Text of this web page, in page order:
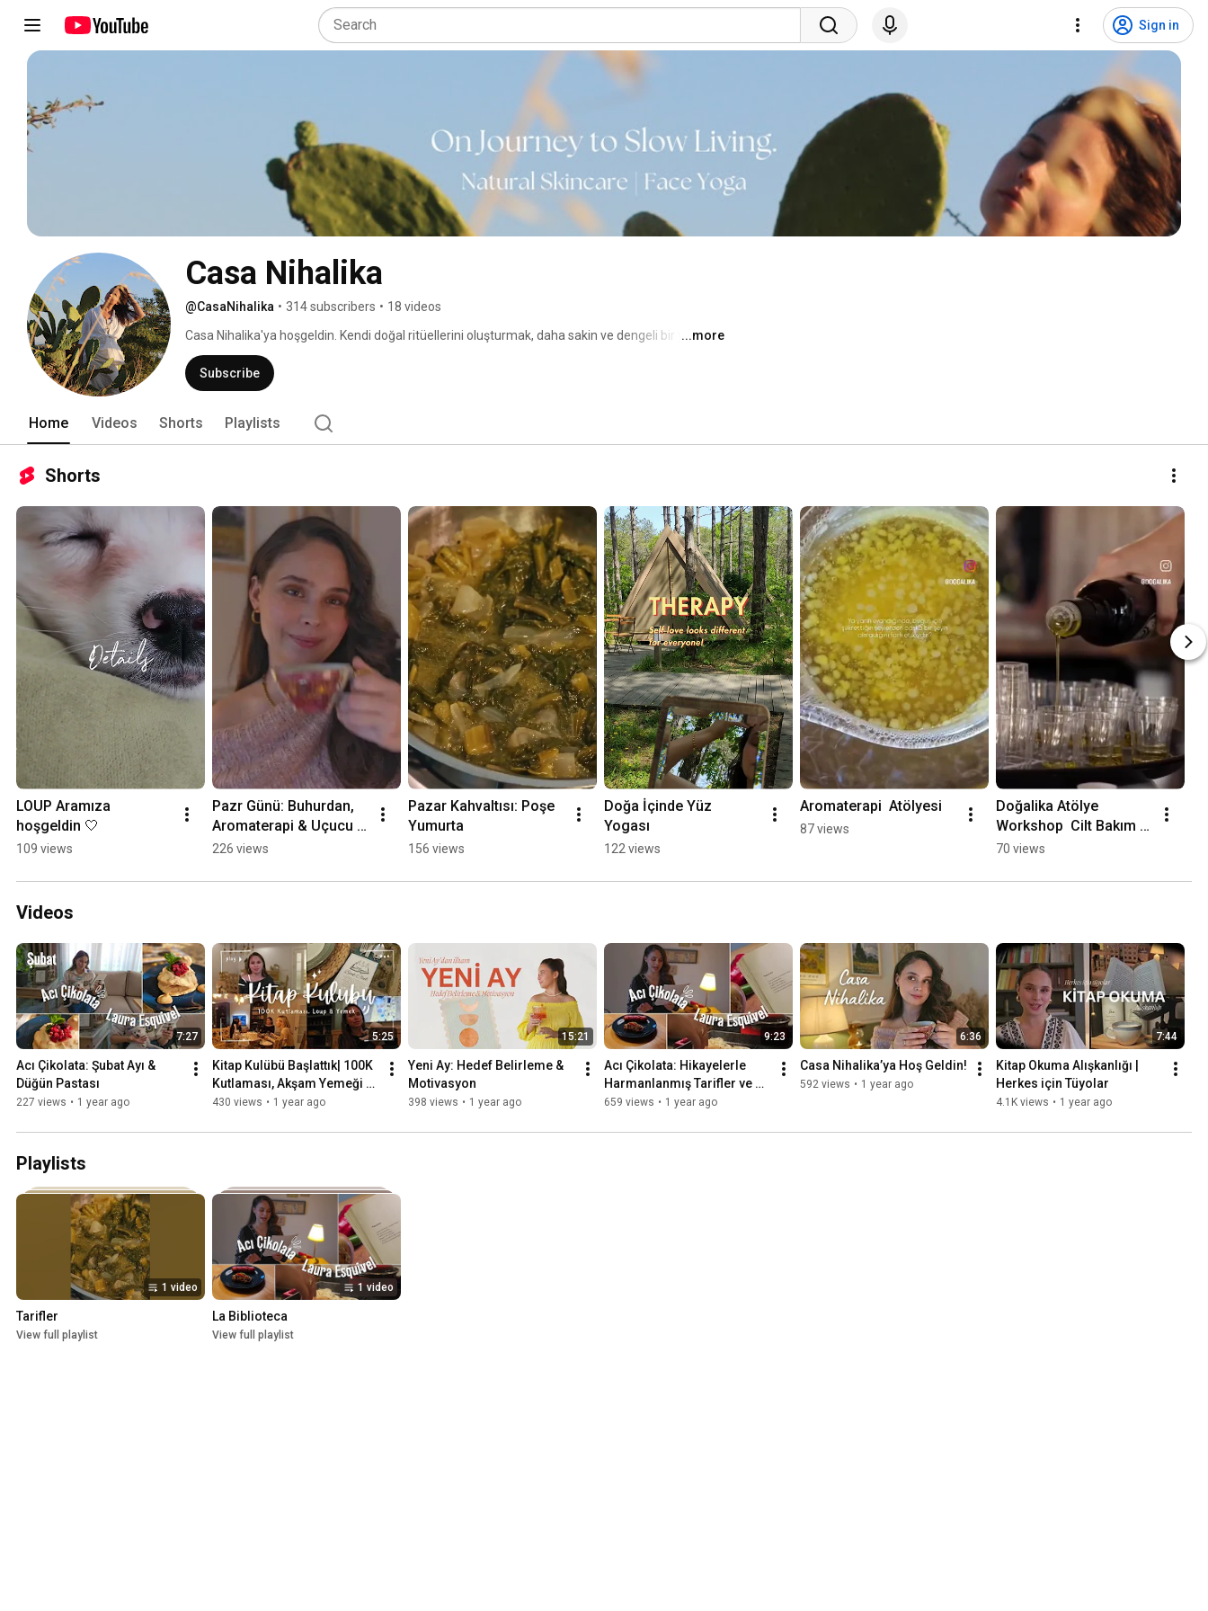
Sign in
Casa Nihalika
@CasaNihalika • 314 subscribers • 18 videos
Casa Nihalika'ya hoşgeldin. Kendi doğal ritüellerini oluşturmak, daha sakin ve dengeli bir yaşam
için adım atmak istersen doğru yerdesin. Çayını hazırla ve burada evindeymiş gibi hisset.
...more
Subscribe
Home Videos Shorts Playlists
Shorts
LOUP Aramıza
hoşgeldin 🤍
109 views
Pazr Günü: Buhurdan,
Aromaterapi & Uçucu
Yağlar
226 views
Pazar Kahvaltısı: Poşe
Yumurta
156 views
Doğa İçinde Yüz
Yogası
122 views
Aromaterapi  Atölyesi
87 views
Doğalika Atölye
Workshop  Cilt Bakım &
Aromaterapi
70 views
Videos
7:27
Acı Çikolata: Şubat Ayı &
Düğün Pastası
227 views • 1 year ago
5:25
Kitap Kulübü Başlattık| 100K
Kutlaması, Akşam Yemeği &
LOUP
430 views • 1 year ago
15:21
Yeni Ay: Hedef Belirleme &
Motivasyon
398 views • 1 year ago
9:23
Acı Çikolata: Hikayelerle
Harmanlanmış Tarifler ve
Büyülü Gerçekçilik
659 views • 1 year ago
6:36
Casa Nihalika’ya Hoş Geldin!
592 views • 1 year ago
7:44
Kitap Okuma Alışkanlığı |
Herkes için Tüyolar
4.1K views • 1 year ago
Playlists
1 video
Tarifler
View full playlist
1 video
La Biblioteca
View full playlist